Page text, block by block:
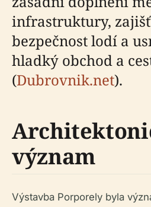
infrastruktury,
bezpečnost lodí a
hladký obchod a
(Dubrovnik.net).
význam
Výstavba Porporely byla